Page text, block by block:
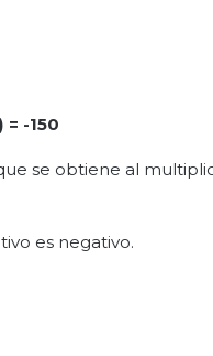
= -150
se obtiene al
es negativo.